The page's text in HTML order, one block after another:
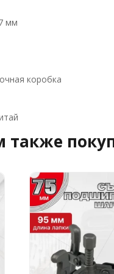
мм
коробка
также